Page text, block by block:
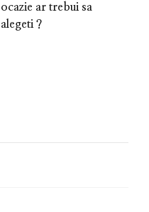
ocazie ar trebui sa
alegeti ?